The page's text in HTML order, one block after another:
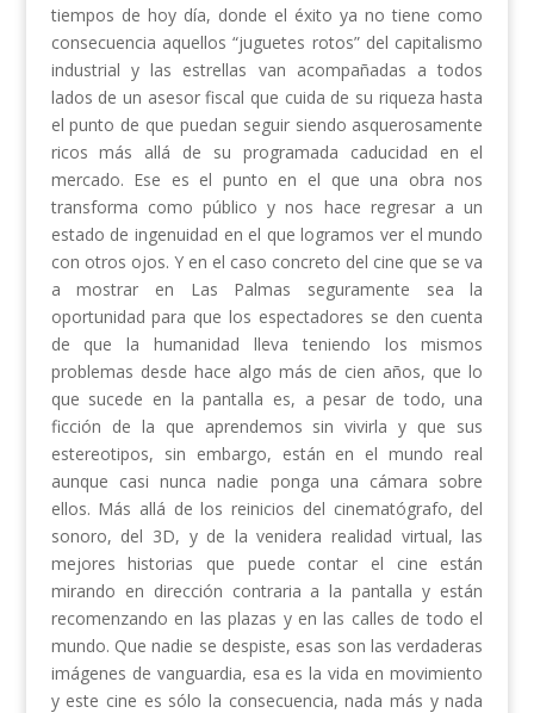
tiempos de hoy día, donde el éxito ya no tiene como
consecuencia aquellos “juguetes rotos” del capitalismo
industrial y las estrellas van acompañadas a todos
lados de un asesor fiscal que cuida de su riqueza hasta
el punto de que puedan seguir siendo asquerosamente
ricos más allá de su programada caducidad en el
mercado. Ese es el punto en el que una obra nos
transforma como público y nos hace regresar a un
estado de ingenuidad en el que logramos ver el mundo
con otros ojos. Y en el caso concreto del cine que se va
a mostrar en Las Palmas seguramente sea la
oportunidad para que los espectadores se den cuenta
de que la humanidad lleva teniendo los mismos
problemas desde hace algo más de cien años, que lo
que sucede en la pantalla es, a pesar de todo, una
ficción de la que aprendemos sin vivirla y que sus
estereotipos, sin embargo, están en el mundo real
aunque casi nunca nadie ponga una cámara sobre
ellos. Más allá de los reinicios del cinematógrafo, del
sonoro, del 3D, y de la venidera realidad virtual, las
mejores historias que puede contar el cine están
mirando en dirección contraria a la pantalla y están
recomenzando en las plazas y en las calles de todo el
mundo. Que nadie se despiste, esas son las verdaderas
imágenes de vanguardia, esa es la vida en movimiento
y este cine es sólo la consecuencia, nada más y nada